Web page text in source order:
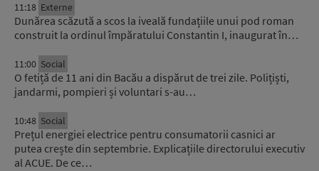
11:18 Externe
Dunărea scăzută a scos la iveală fundațiile unui pod roman
construit la ordinul împăratului Constantin I, inaugurat în…
11:00 Social
O fetiță de 11 ani din Bacău a dispărut de trei zile. Polițiști,
jandarmi, pompieri și voluntari s-au…
10:48 Social
Prețul energiei electrice pentru consumatorii casnici ar
putea crește din septembrie. Explicațiile directorului executiv
al ACUE. De ce…